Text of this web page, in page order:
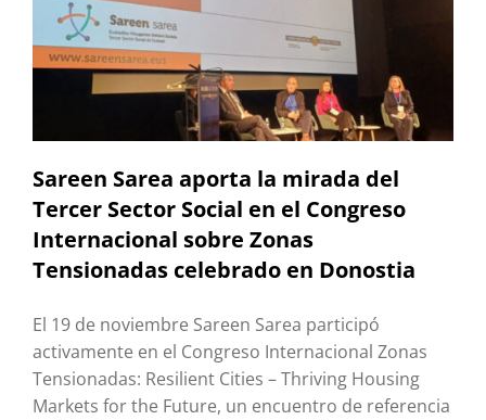
Sareen Sarea aporta la mirada del
Tercer Sector Social en el Congreso
Internacional sobre Zonas
Tensionadas celebrado en Donostia
El 19 de noviembre Sareen Sarea participó
activamente en el Congreso Internacional Zonas
Tensionadas: Resilient Cities – Thriving Housing
Markets for the Future, un encuentro de referencia